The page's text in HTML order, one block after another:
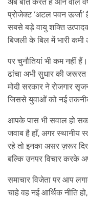
प्रोजेक्ट ‘अटल पवन
सबसे बड़े वायु शक्ति
बिजली के बिल में भारी कमी
पर चुनौतियां भी कम नहीं
ढांचा अभी सुधार की
मोदी सरकार ने रोजगार
जिससे युवाओं को नई
आपके पास भी सवाल हो
जवाब है हाँ, अगर स्थानीय
रहे तो इनका असर ज़रूर
बल्कि उनपर विचार करके
समाचार विजेता पर आप
चाहे वह नई आर्थिक नीति